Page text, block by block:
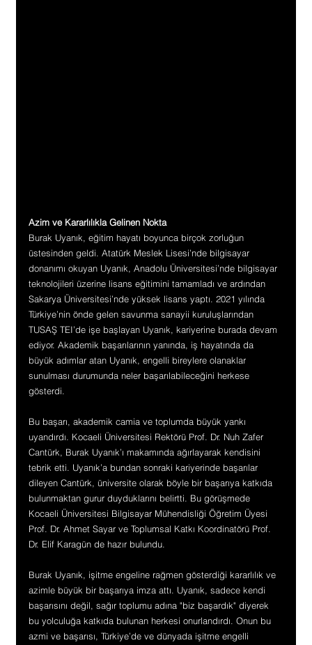
Azim ve Kararlılıkla Gelinen Nokta
Burak Uyanık, eğitim hayatı boyunca birçok zorluğun
üstesinden geldi. Atatürk Meslek Lisesi’nde bilgisayar
donanımı okuyan Uyanık, Anadolu Üniversitesi’nde bilgisayar
teknolojileri üzerine lisans eğitimini tamamladı ve ardından
Sakarya Üniversitesi’nde yüksek lisans yaptı. 2021 yılında
Türkiye’nin önde gelen savunma sanayii kuruluşlarından
TUSAŞ TEI’de işe başlayan Uyanık, kariyerine burada devam
ediyor. Akademik başarılarının yanında, iş hayatında da
büyük adımlar atan Uyanık, engelli bireylere olanaklar
sunulması durumunda neler başarılabileceğini herkese
gösterdi.
Bu başarı, akademik camia ve toplumda büyük yankı
uyandırdı. Kocaeli Üniversitesi Rektörü Prof. Dr. Nuh Zafer
Cantürk, Burak Uyanık’ı makamında ağırlayarak kendisini
tebrik etti. Uyanık’a bundan sonraki kariyerinde başarılar
dileyen Cantürk, üniversite olarak böyle bir başarıya katkıda
bulunmaktan gurur duyduklarını belirtti. Bu görüşmede
Kocaeli Üniversitesi Bilgisayar Mühendisliği Öğretim Üyesi
Prof. Dr. Ahmet Sayar ve Toplumsal Katkı Koordinatörü Prof.
Dr. Elif Karagün de hazır bulundu.
Burak Uyanık, işitme engeline rağmen gösterdiği kararlılık ve
azimle büyük bir başarıya imza attı. Uyanık, sadece kendi
başarısını değil, sağır toplumu adına "biz başardık" diyerek
bu yolculuğa katkıda bulunan herkesi onurlandırdı. Onun bu
azmi ve başarısı, Türkiye’de ve dünyada işitme engelli